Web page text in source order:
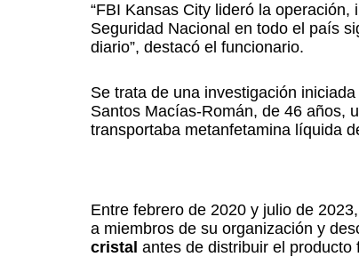
“FBI Kansas City lideró la
Seguridad Nacional en todo el país
diario”, destacó el funcionario.
Se trata de una investigación
Santos Macías-Román, de 46 años,
transportaba metanfetamina líquida
Entre febrero de 2020 y julio de
a miembros de su organización y
cristal antes de distribuir el producto